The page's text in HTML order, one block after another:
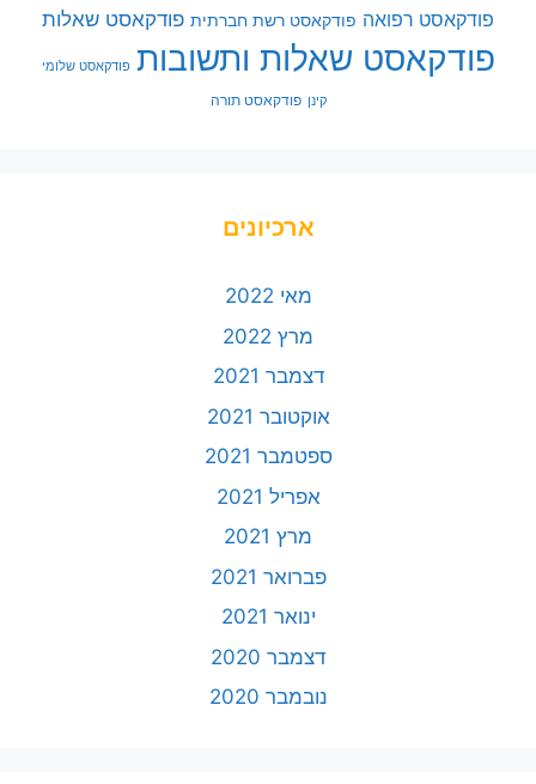
פודקאסט רפואה פודקאסט רשת חברתית פודקאסט שאלות
פודקאסט שאלות ותשובות פודקאסט שלומי
קינן פודקאסט תורה
ארכיונים
מאי 2022
מרץ 2022
דצמבר 2021
אוקטובר 2021
ספטמבר 2021
אפריל 2021
מרץ 2021
פברואר 2021
ינואר 2021
דצמבר 2020
נובמבר 2020